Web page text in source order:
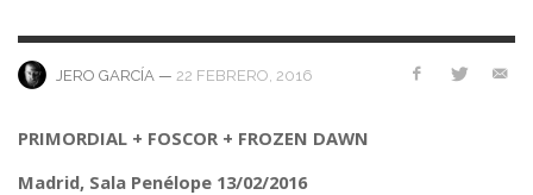
JERO GARCÍA — 22 FEBRERO, 2016
PRIMORDIAL + FOSCOR + FROZEN DAWN
Madrid, Sala Penélope 13/02/2016